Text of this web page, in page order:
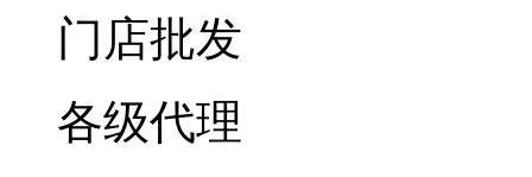
门店批发
各级代理